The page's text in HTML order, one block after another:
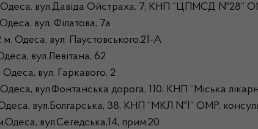
вул.Давіда Ойстраха, 7, КНП “ЦПМСД №28”
вул. Філатова, 7а
вул. Паустовського,21-А
вул.Левітана, 62
вул. Гаркавого, 2
вул.Фонтанська дорога, 110, КНП “Міська
вул.Болгарська, 38, КНП “МКЛ №1” ОМР,
вул.Сегедська,14, прим.20